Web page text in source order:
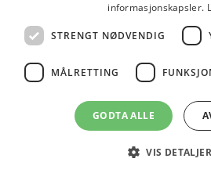
s
t
Smakspreferanser?
Konserter
Teater Humor
© KulturHuset Tromsø -Personvern-
Chili Harstad AS
informasjonskapsler.
STRENGT NØDVENDIG
MÅLRETTING
GODTA ALLE
VIS DETALJER